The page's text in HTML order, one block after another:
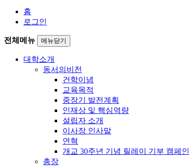
홈
로그인
전체메뉴 메뉴닫기
대학소개
동서의비전
건학이념
교육목적
중장기 발전계획
인재상 및 핵심역량
설립자 소개
이사장 인사말
연혁
개교 30주년 기념 릴레이 기부 캠페인
총장